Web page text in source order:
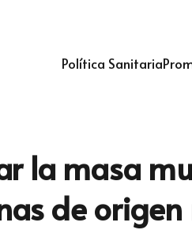
Política Sanitaria
la masa
de